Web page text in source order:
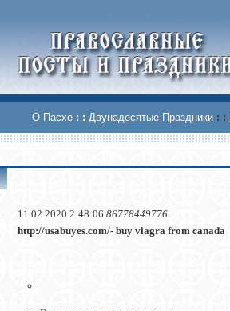
О Пасхе : : Двунадесятые Праздники : :
11.02.2020 2:48:06 86778449776
http://usabuyes.com/- buy viagra from canada